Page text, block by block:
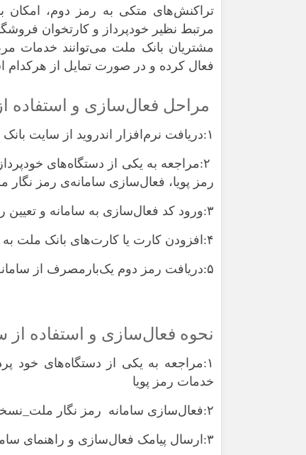
تراکنش‌های متکی به رمز دوم، امکان
مرتبط نظیر خودپرداز و کارتخوان
مشتریان بانک ملت می‌توانند خدمات
فعال کرده و در صورت تمایل از هرکدام
مراحل فعال‌سازی و استفاده
۱:دریافت نرم‌افزار اندروید از سایت بانک
۲:مراجعه به یکی از دستگاه‌های
رمز پویا، فعال‌سازی سامانه‌ی رمز
۳:ورود کد فعال‌سازی به سامانه و تعیین رمز اپلیکیشن
۴:افزودن کارت یا کارت‌های بانک ملت به سامانه‌ی رمزنگار ملت
۵:دریافت رمز دوم یک‌بارمصرف از سامانه‌ی رمز نگار ملت
نحوه‌ فعال‌سازی و استفاده از
۱:مراجعه به یکی از دستگاه‌های خود
خدمات رمز پویا
۲:فعال‌سازی سامانه‌ رمز نگار ملت_نسخه‌ پیامکی
۳:ارسال پیامک فعال‌سازی و راهنمای سامانه از سوی بانک ملت